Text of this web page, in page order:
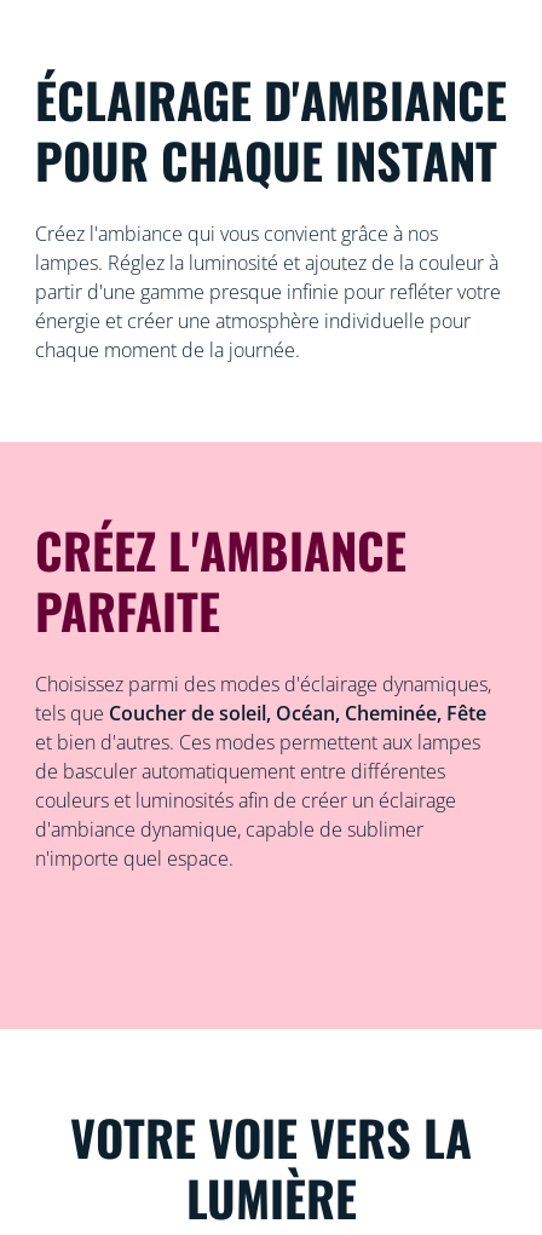
ÉCLAIRAGE D'AMBIANCE
POUR CHAQUE INSTANT
Créez l'ambiance qui vous convient grâce à nos
lampes. Réglez la luminosité et ajoutez de la couleur à
partir d'une gamme presque infinie pour refléter votre
énergie et créer une atmosphère individuelle pour
chaque moment de la journée.
CRÉEZ L'AMBIANCE
PARFAITE
Choisissez parmi des modes d'éclairage dynamiques,
tels que Coucher de soleil, Océan, Cheminée, Fête
et bien d'autres. Ces modes permettent aux lampes
de basculer automatiquement entre différentes
couleurs et luminosités afin de créer un éclairage
d'ambiance dynamique, capable de sublimer
n'importe quel espace.
VOTRE VOIE VERS LA
LUMIÈRE